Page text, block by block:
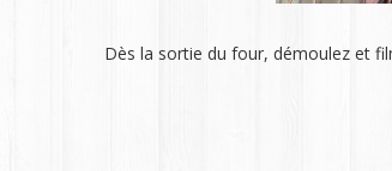
Dès la sortie du four, démoulez et